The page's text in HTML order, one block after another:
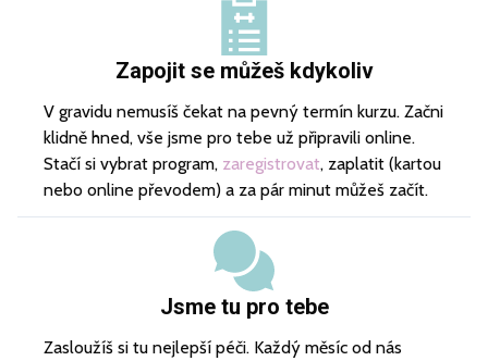
Zapojit se můžeš kdykoliv
V gravidu nemusíš čekat na pevný termín kurzu. Začni
klidně hned, vše jsme pro tebe už připravili online.
Stačí si vybrat program, zaregistrovat, zaplatit (kartou
nebo online převodem) a za pár minut můžeš začít.
Jsme tu pro tebe
Zasloužíš si tu nejlepší péči. Každý měsíc od nás